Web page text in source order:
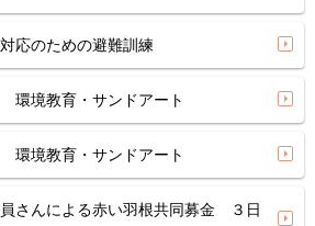
応のための避難訓練
境教育・サンドアート
境教育・サンドアート
さんによる赤い羽根共同募金 ３日